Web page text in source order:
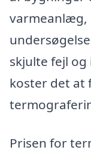
varmeanlæg,
skjulte fejl
koster det at
Prisen for